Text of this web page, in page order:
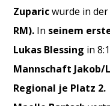
Zuparicwurde in der
RM). In seinem
Lukas Blessing in
Mannschaft Jakob/
Regional je Platz 2.